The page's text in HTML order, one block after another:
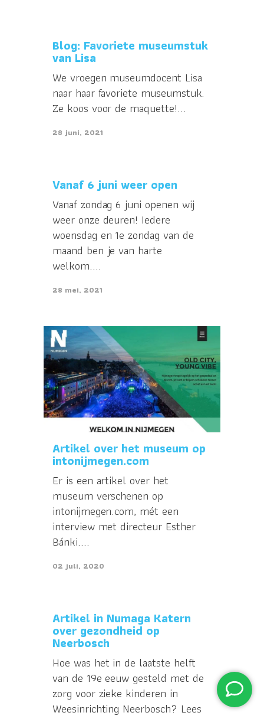
Blog: Favoriete museumstuk
van Lisa
We vroegen museumdocent Lisa
naar haar favoriete museumstuk.
Ze koos voor de maquette!...
28 juni, 2021
Vanaf 6 juni weer open
Vanaf zondag 6 juni openen wij
weer onze deuren! Iedere
woensdag en 1e zondag van de
maand ben je van harte
welkom....
28 mei, 2021
Artikel over het museum op
intonijmegen.com
Er is een artikel over het
museum verschenen op
intonijmegen.com, mét een
interview met directeur Esther
Bánki....
02 juli, 2020
Artikel in Numaga Katern
over gezondheid op
Neerbosch
Hoe was het in de laatste helft
van de 19e eeuw gesteld met de
zorg voor zieke kinderen in
Weesinrichting Neerbosch? Lees